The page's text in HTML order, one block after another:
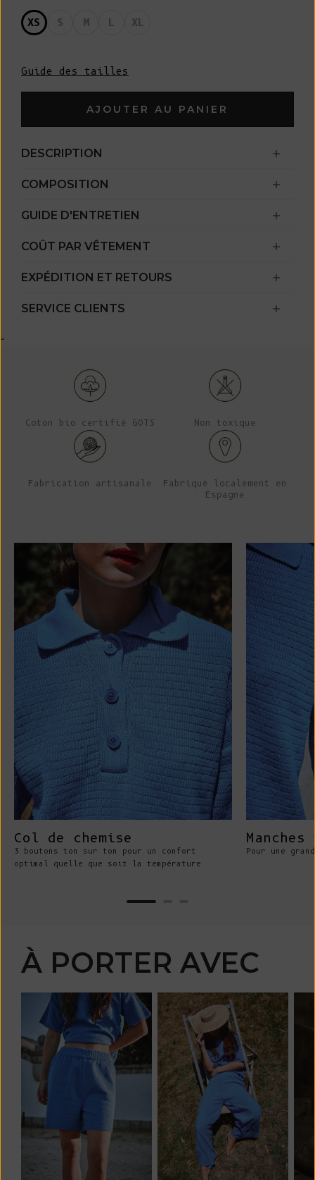
XS S M L XL
Guide des tailles
AJOUTER AU PANIER
DESCRIPTION
COMPOSITION
GUIDE D'ENTRETIEN
COÛT PAR VÊTEMENT
EXPÉDITION ET RETOURS
SERVICE CLIENTS
-
Coton bio certifié GOTS Non toxique
Fabrication artisanale
Fabriqué localement en
Espagne
Col de chemise
3 boutons ton sur ton pour un confort
optimal quelle que soit la température
Pour une
À PORTER AVEC